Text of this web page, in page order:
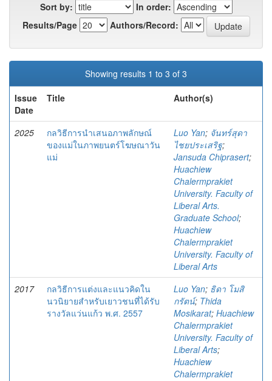
Sort by:
In order:
Results/Page
Authors/Record:
Showing results 1 to 3 of 3
Issue
Date
Title Author(s)
2025
กลวิธีการนําเสนอภาพลักษณ์
ของแม่ในภาพยนตร์โฆษณาวัน
แม่
Luo Yan; จันทร์สุดา
ไชยประเสริฐ;
Jansuda Chiprasert;
Huachiew
Chalermprakiet
University. Faculty of
Liberal Arts.
Graduate School;
Huachiew
Chalermprakiet
University. Faculty of
Liberal Arts
2017
กลวิธีการแต่งและแนวคิดใน
นวนิยายสำหรับเยาวชนที่ได้รับ
รางวัลแว่นแก้ว พ.ศ. 2557
Luo Yan; ธิดา โมสิ
กรัตน์; Thida
Mosikarat; Huachiew
Chalermprakiet
University. Faculty of
Liberal Arts;
Huachiew
Chalermprakiet